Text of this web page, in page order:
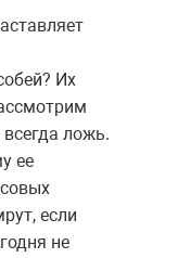
Их
ложь.
ее
если
не